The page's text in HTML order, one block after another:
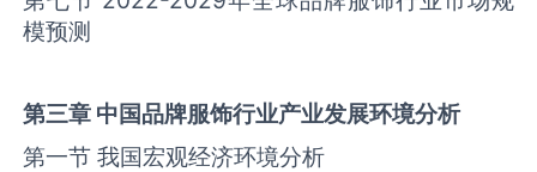
模预测
第三章 中国品牌服饰行业产业发展环境分析
第一节 我国宏观经济环境分析